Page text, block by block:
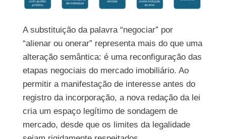
A substituição da palavra “negociar” por
“alienar ou onerar” representa mais do que uma
alteração semântica: é uma reconfiguração das
etapas negociais do mercado imobiliário. Ao
permitir a manifestação de interesse antes do
registro da incorporação, a nova redação da lei
cria um espaço legítimo de sondagem de
mercado, desde que os limites da legalidade